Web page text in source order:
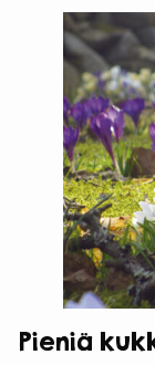
Pieniä